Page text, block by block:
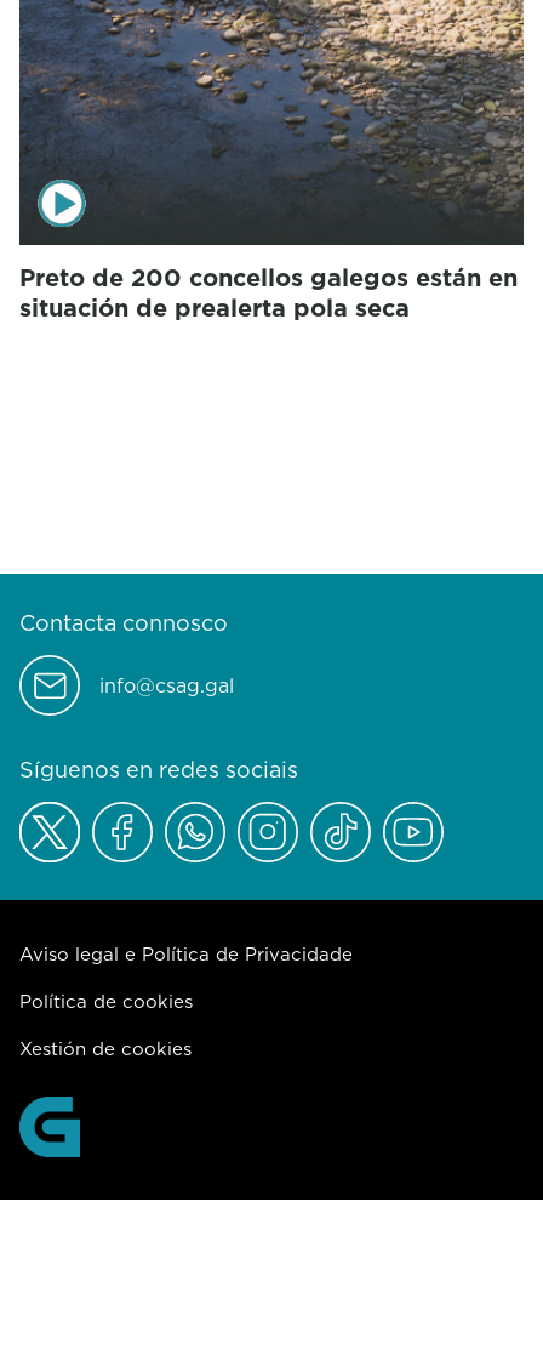
Preto de 200 concellos galegos están en
situación de prealerta pola seca
Contacta connosco
info@csag.gal
Síguenos en redes sociais
Aviso legal e Política de Privacidade
Política de cookies
Xestión de cookies